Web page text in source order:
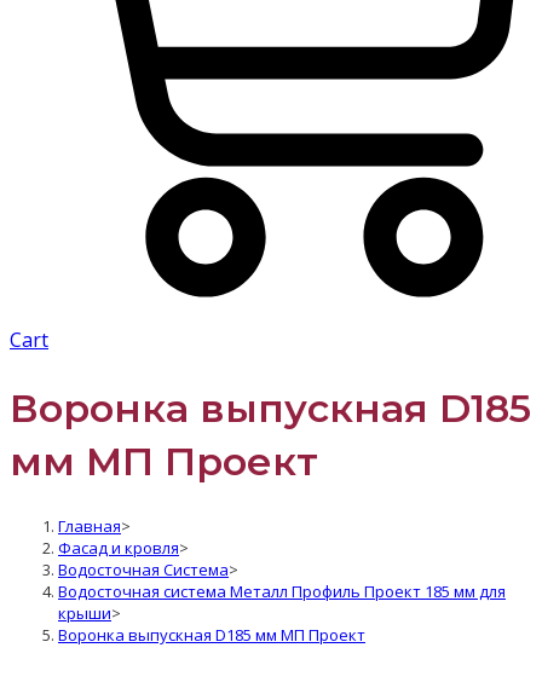
Cart
Воронка выпускная D185
мм МП Проект
Главная>
Фасад и кровля>
Водосточная Система>
Водосточная система Металл Профиль Проект 185 мм для
крыши>
Воронка выпускная D185 мм МП Проект